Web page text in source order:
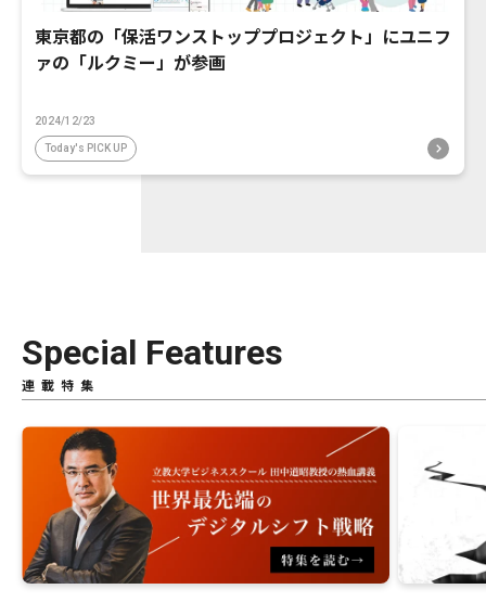
東京都の「保活ワンストッププロジェクト」にユニフ
ァの「ルクミー」が参画
2024/12/23
Today's PICK UP
Special Features
連載特集